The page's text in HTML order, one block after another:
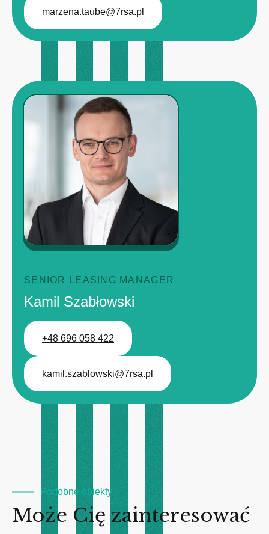
marzena.taube@7rsa.pl
SENIOR LEASING MANAGER
Kamil Szabłowski
+48 696 058 422
kamil.szablowski@7rsa.pl
Podobne obiekty
Może Cię zainteresować